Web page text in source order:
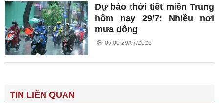
Dự báo thời tiết miền Trung
hôm nay 29/7: Nhiều nơi
mưa dông
06:00 29/07/2026
TIN LIÊN QUAN